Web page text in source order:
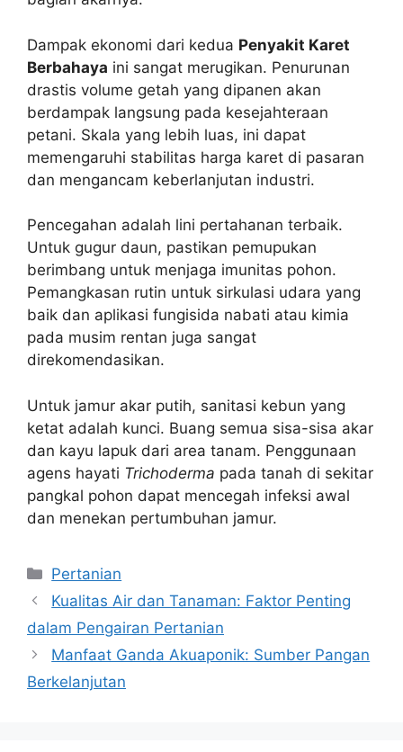
Dampak ekonomi dari kedua Penyakit Karet
Berbahaya ini sangat merugikan. Penurunan
drastis volume getah yang dipanen akan
berdampak langsung pada kesejahteraan
petani. Skala yang lebih luas, ini dapat
memengaruhi stabilitas harga karet di pasaran
dan mengancam keberlanjutan industri.
Pencegahan adalah lini pertahanan terbaik.
Untuk gugur daun, pastikan pemupukan
berimbang untuk menjaga imunitas pohon.
Pemangkasan rutin untuk sirkulasi udara yang
baik dan aplikasi fungisida nabati atau kimia
pada musim rentan juga sangat
direkomendasikan.
Untuk jamur akar putih, sanitasi kebun yang
ketat adalah kunci. Buang semua sisa-sisa akar
dan kayu lapuk dari area tanam. Penggunaan
agens hayati Trichoderma pada tanah di sekitar
pangkal pohon dapat mencegah infeksi awal
dan menekan pertumbuhan jamur.
Kategori
Pertanian
Kualitas Air dan Tanaman: Faktor Penting
dalam Pengairan Pertanian
Manfaat Ganda Akuaponik: Sumber Pangan
Berkelanjutan